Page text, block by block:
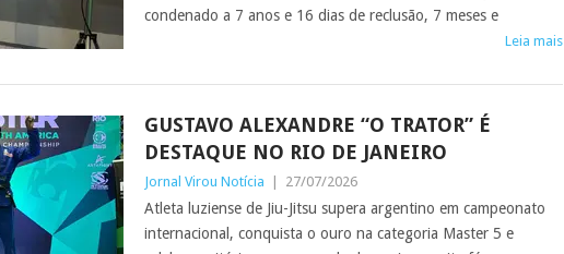
condenado a 7 anos e 16 dias de reclusão, 7 meses e
Leia mais
GUSTAVO ALEXANDRE “O TRATOR” É
DESTAQUE NO RIO DE JANEIRO
Jornal Virou Notícia 27/07/2026
Atleta luziense de Jiu-Jitsu supera argentino em campeonato
internacional, conquista o ouro na categoria Master 5 e